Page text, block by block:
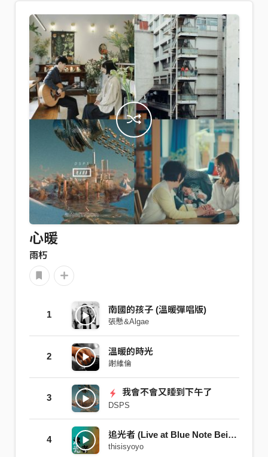
心暖
雨朽
1 南國的孩子 (溫暖彈唱版)
張懸&Algae
2 溫暖的時光
謝維倫
3
我會不會又睡到下午了
DSPS
4 追光者 (Live at Blue Note Beijing 2017)
thisisyoyo